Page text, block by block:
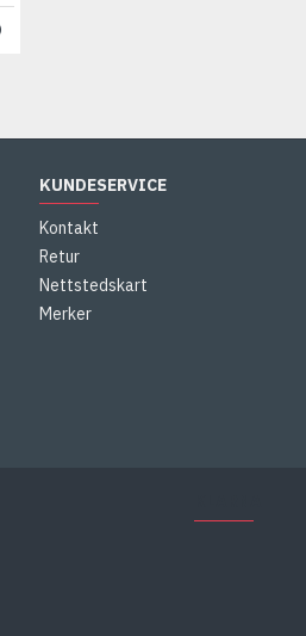
KUNDESERVICE
Kontakt
Retur
Nettstedskart
Merker